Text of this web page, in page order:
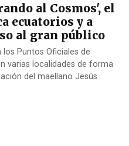
al Cosmos', el
ecuatorios y a
al gran público
Puntos Oficiales de
varias localidades de forma
del maellano Jesús